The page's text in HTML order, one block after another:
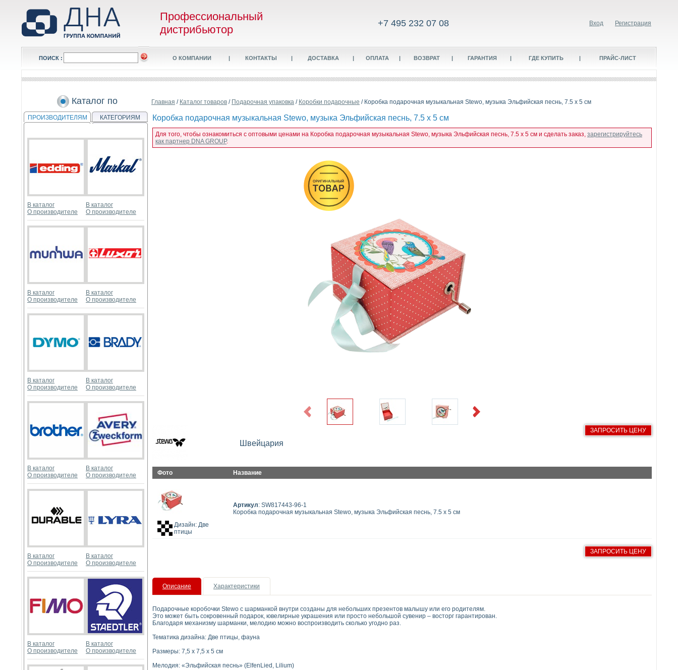
Профессиональный
дистрибьютор
+7 495 232 07 08 Вход Регистрация
ПОИСК : О КОМПАНИИ | КОНТАКТЫ | ДОСТАВКА | ОПЛАТА | ВОЗВРАТ | ГАРАНТИЯ | ГДЕ КУПИТЬ | ПРАЙС-ЛИСТ
Каталог по
ПРОИЗВОДИТЕЛЯМ КАТЕГОРИЯМ
В каталог
О производителе
В каталог
О производителе
В каталог
О производителе
В каталог
О производителе
В каталог
О производителе
В каталог
О производителе
В каталог
О производителе
В каталог
О производителе
В каталог
О производителе
В каталог
О производителе
В каталог
О производителе
В каталог
О производителе
Главная / Каталог товаров / Подарочная упаковка / Коробки подарочные / Коробка подарочная музыкальная Stewo, музыка Эльфийская песнь, 7.5 х 5 см
Коробка подарочная музыкальная Stewo, музыка Эльфийская песнь, 7.5 х 5 см
Для того, чтобы ознакомиться с оптовыми ценами на Коробка подарочная музыкальная Stewo, музыка Эльфийская песнь, 7.5 х 5 см и сделать заказ, зарегистрируйтесь
как партнер DNA GROUP.
Previous Next
Швейцария
ЗАПРОСИТЬ ЦЕНУ
Фото Название
Дизайн: Две
птицы
Артикул: SW817443-96-1
Коробка подарочная музыкальная Stewo, музыка Эльфийская песнь, 7.5 х 5 см
ЗАПРОСИТЬ ЦЕНУ
Описание Характеристики
Подарочные коробочки Stewo с шарманкой внутри созданы для небольших презентов малышу или его родителям.
Это может быть сокровенный подарок, ювелирные украшения или просто небольшой сувенир – восторг гарантирован.
Благодаря механизму шарманки, мелодию можно воспроизводить сколько угодно раз.
Тематика дизайна: Две птицы, фауна
Размеры: 7,5 х 7,5 х 5 см
Мелодия: «Эльфийская песнь» (ElfenLied, Lilium)